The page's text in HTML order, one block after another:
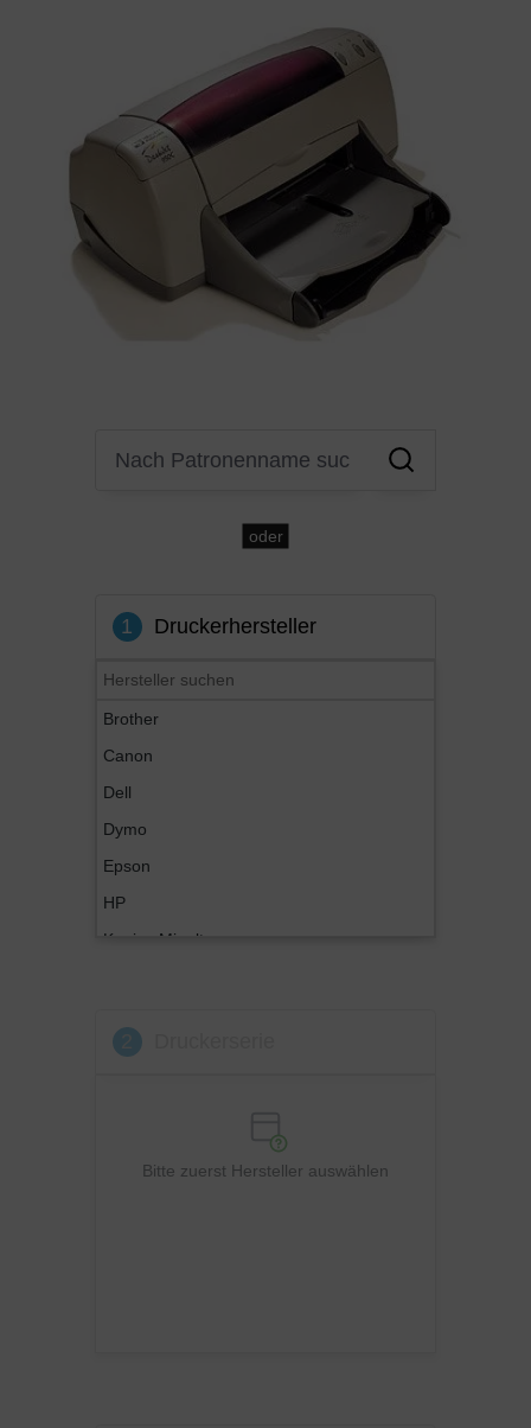
oder
1 Druckerhersteller
Brother
Canon
Dell
Dymo
Epson
HP
Konica Minolta
OKI
Bitte zuerst Hersteller auswählen